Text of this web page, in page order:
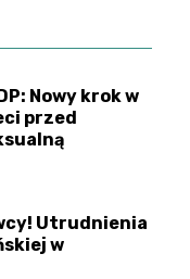
Nowy krok w
przed
Utrudnienia
w